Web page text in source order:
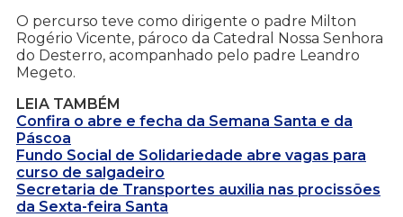
O percurso teve como dirigente o padre Milton
Rogério Vicente, pároco da Catedral Nossa Senhora
do Desterro, acompanhado pelo padre Leandro
Megeto.
LEIA TAMBÉM
Confira o abre e fecha da Semana Santa e da
Páscoa
Fundo Social de Solidariedade abre vagas para
curso de salgadeiro
Secretaria de Transportes auxilia nas procissões
da Sexta-feira Santa